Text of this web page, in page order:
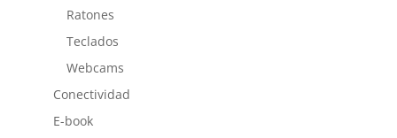
Ratones
Teclados
Webcams
Conectividad
E-book